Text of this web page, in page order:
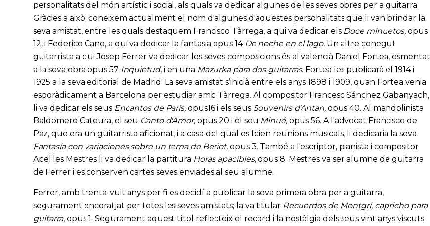
personalitats del món artístic i social, als quals va dedicar algunes de les seves obres per a guitarra.
Gràcies a això, coneixem actualment el nom d'algunes d'aquestes personalitats que li van brindar la
seva amistat, entre les quals destaquem Francisco Tàrrega, a qui va dedicar els Doce minuetos,opus
12, i Federico Cano, a qui va dedicar la fantasia opus 14De noche en el lago. Un altre conegut
guitarrista a qui Josep Ferrer va dedicar les seves composicions és al valencià Daniel Fortea, esmentat
a la seva obra opus 57 Inquietud, i en una Mazurka para dos guitarras. Fortea les publicarà el 1914 i
1925 a la seva editorial de Madrid. La seva amistat s’inicià entre els anys 1898 i 1909, quan Fortea venia
esporàdicament a Barcelona per estudiar amb Tàrrega. Al compositor Francesc Sánchez Gabanyach,
li va dedicar els seus Encantos de París,opus16 i els seus Souvenirs d'Antan,opus 40. Al mandolinista
Baldomero Cateura, el seu Canto d'Amor,opus 20 i el seu Minué,opus 56. A l'advocat Francisco de
Paz, que era un guitarrista aficionat, i a casa del qual es feien reunions musicals, li dedicaria la seva
Fantasía con variaciones sobre un tema de Beriot,opus 3. També a l'escriptor, pianista i compositor
Apel·les Mestres li va dedicar la partitura Horas apacibles,opus 8. Mestres va ser alumne de guitarra
de Ferrer i es conserven cartes seves enviades al seu alumne.
Ferrer, amb trenta-vuit anys per fi es decidí a publicar la seva primera obra per a guitarra,
segurament encoratjat per totes les seves amistats; la va titular Recuerdos de Montgrí, capricho para
guitarra, opus 1. Segurament aquest títol reflecteix el record i la nostàlgia dels seus vint anys viscuts